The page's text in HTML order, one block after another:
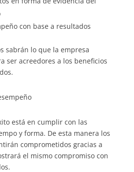
con base a resultados
sabrán lo que la empresa
ser acreedores a los beneficios
está en cumplir con las
y forma. De esta manera los
comprometidos gracias a
el mismo compromiso con